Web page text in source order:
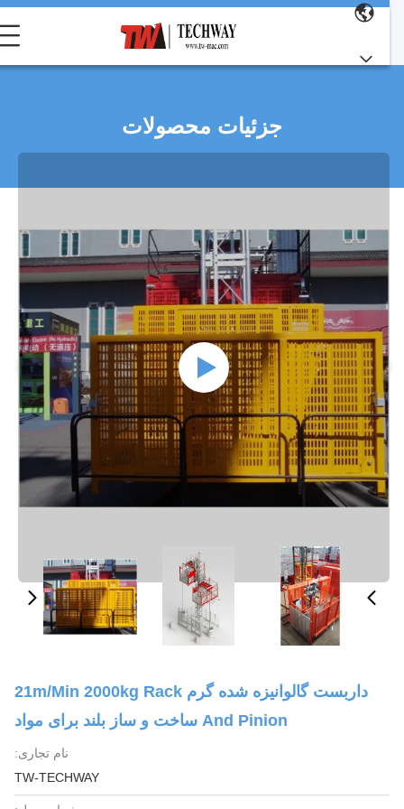
جزئیات محصولات
داربست گالوانیزه شده گرم 21m/min 2000kg Rack
And Pinion ساخت و ساز بلند برای مواد
نام تجاری:
TW-TECHWAY